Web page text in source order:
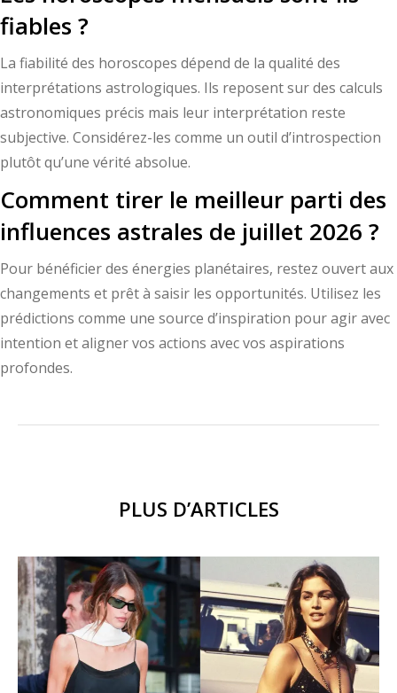
fiables ?
La fiabilité des horoscopes dépend de la qualité des
interprétations astrologiques. Ils reposent sur des calculs
astronomiques précis mais leur interprétation reste
subjective. Considérez-les comme un outil d’introspection
plutôt qu’une vérité absolue.
Comment tirer le meilleur parti des
influences astrales de juillet 2026 ?
Pour bénéficier des énergies planétaires, restez ouvert aux
changements et prêt à saisir les opportunités. Utilisez les
prédictions comme une source d’inspiration pour agir avec
intention et aligner vos actions avec vos aspirations
profondes.
PLUS D’ARTICLES